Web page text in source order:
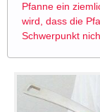
Pfanne ein
wird, dass die
Schwerpunkt